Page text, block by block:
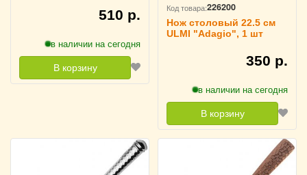
510 р.
в наличии на сегодня
В корзину
Код товара:226200
Нож столовый 22.5 см
ULMI "Adagio", 1 шт
350 р.
в наличии на сегодня
В корзину